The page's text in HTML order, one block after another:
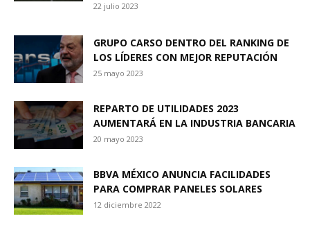
22 julio 2023
GRUPO CARSO DENTRO DEL RANKING DE
LOS LÍDERES CON MEJOR REPUTACIÓN
25 mayo 2023
REPARTO DE UTILIDADES 2023
AUMENTARÁ EN LA INDUSTRIA BANCARIA
20 mayo 2023
BBVA MÉXICO ANUNCIA FACILIDADES
PARA COMPRAR PANELES SOLARES
12 diciembre 2022